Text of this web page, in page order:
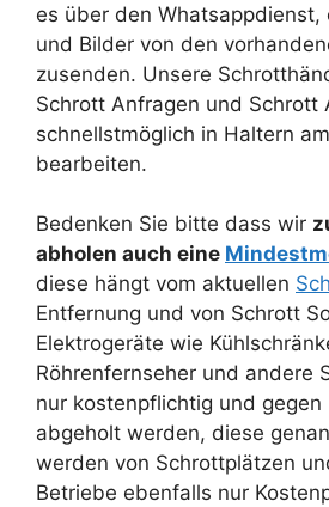
es über den Whatsappdienst,
und Bilder von den
zusenden. Unsere
Schrott Anfragen und Schrott
schnellstmöglich in Haltern
bearbeiten.
Bedenken Sie bitte dass wir
abholen auch eine
diese hängt vom aktuellen
Entfernung und von Schrott
Elektrogeräte wie
Röhrenfernseher und andere
nur kostenpflichtig und gegen
abgeholt werden, diese
werden von Schrottplätzen
Betriebe ebenfalls nur